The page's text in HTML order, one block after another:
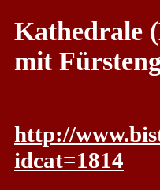
Kathedrale
mit
http://
idcat=1814